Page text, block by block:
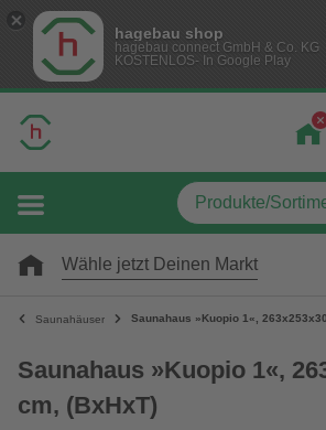
hagebau shop
hagebau connect GmbH & Co. KG
KOSTENLOS- In Google Play
Wähle jetzt Deinen Markt
Saunahäuser Saunahaus »Kuopio 1«,
Saunahaus »Kuopio 1«,
cm, (BxHxT)